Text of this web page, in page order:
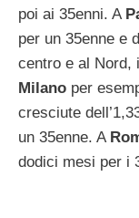
poi ai 35enni. A
per un 35enne e
centro e al Nord,
Milano per
cresciute
un 35enne. A
dodici mesi per i